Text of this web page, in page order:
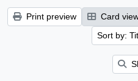
Print preview Card
Sort by: